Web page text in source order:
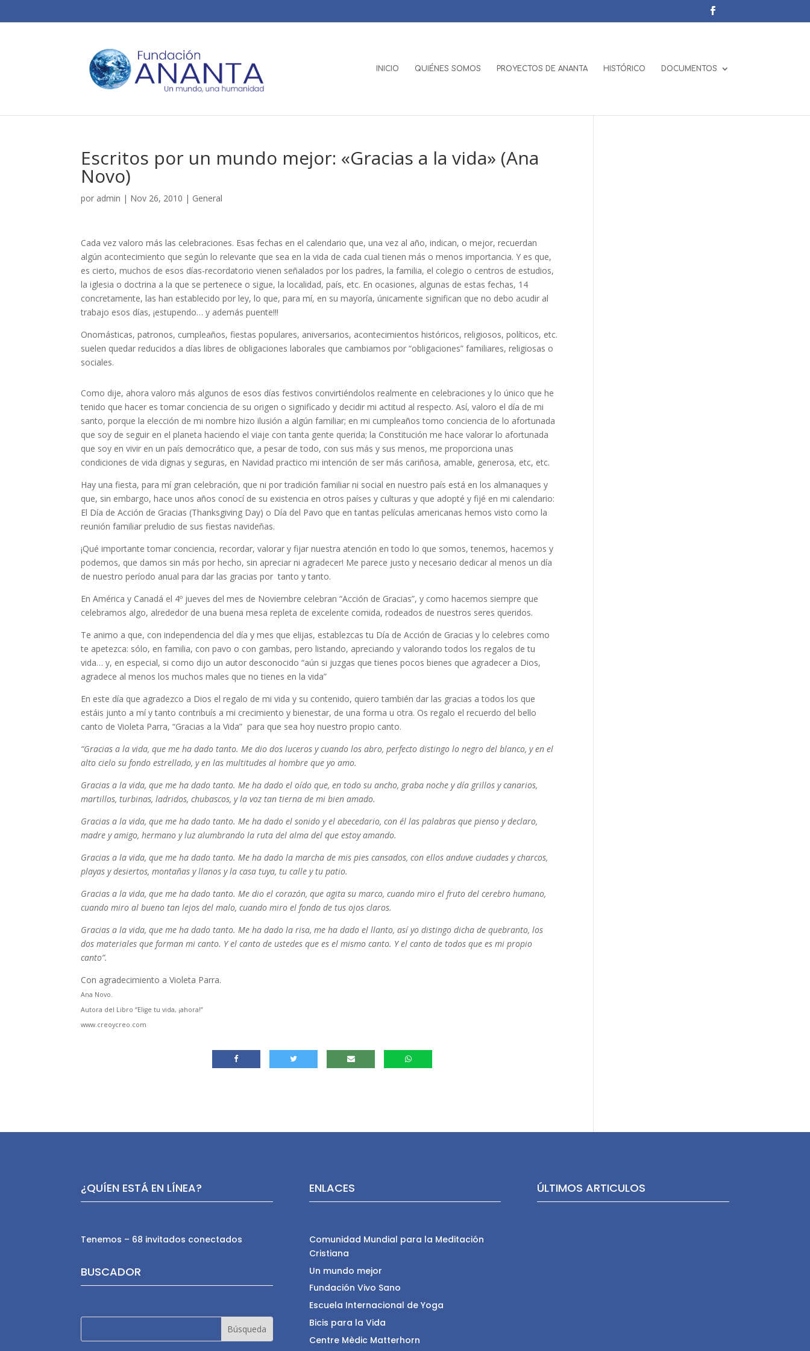
INICIO QUIÉNES SOMOS PROYECTOS DE ANANTA HISTÓRICO DOCUMENTOS
Escritos por un mundo mejor: «Gracias a la vida» (Ana
Novo)
por admin | Nov 26, 2010 | General
Cada vez valoro más las celebraciones. Esas fechas en el calendario que, una vez al año, indican, o mejor, recuerdan
algún acontecimiento que según lo relevante que sea en la vida de cada cual tienen más o menos importancia. Y es que,
es cierto, muchos de esos días-recordatorio vienen señalados por los padres, la familia, el colegio o centros de estudios,
la iglesia o doctrina a la que se pertenece o sigue, la localidad, país, etc. En ocasiones, algunas de estas fechas, 14
concretamente, las han establecido por ley, lo que, para mí, en su mayoría, únicamente significan que no debo acudir al
trabajo esos días, ¡estupendo… y además puente!!!
Onomásticas, patronos, cumpleaños, fiestas populares, aniversarios, acontecimientos históricos, religiosos, políticos, etc.
suelen quedar reducidos a días libres de obligaciones laborales que cambiamos por “obligaciones” familiares, religiosas o
sociales.
Como dije, ahora valoro más algunos de esos días festivos convirtiéndolos realmente en celebraciones y lo único que he
tenido que hacer es tomar conciencia de su origen o significado y decidir mi actitud al respecto. Así, valoro el día de mi
santo, porque la elección de mi nombre hizo ilusión a algún familiar; en mi cumpleaños tomo conciencia de lo afortunada
que soy de seguir en el planeta haciendo el viaje con tanta gente querida; la Constitución me hace valorar lo afortunada
que soy en vivir en un país democrático que, a pesar de todo, con sus más y sus menos, me proporciona unas
condiciones de vida dignas y seguras, en Navidad practico mi intención de ser más cariñosa, amable, generosa, etc, etc.
Hay una fiesta, para mí gran celebración, que ni por tradición familiar ni social en nuestro país está en los almanaques y
que, sin embargo, hace unos años conocí de su existencia en otros países y culturas y que adopté y fijé en mi calendario:
El Día de Acción de Gracias (Thanksgiving Day) o Día del Pavo que en tantas películas americanas hemos visto como la
reunión familiar preludio de sus fiestas navideñas.
¡Qué importante tomar conciencia, recordar, valorar y fijar nuestra atención en todo lo que somos, tenemos, hacemos y
podemos, que damos sin más por hecho, sin apreciar ni agradecer! Me parece justo y necesario dedicar al menos un día
de nuestro período anual para dar las gracias por tanto y tanto.
En América y Canadá el 4º jueves del mes de Noviembre celebran “Acción de Gracias”, y como hacemos siempre que
celebramos algo, alrededor de una buena mesa repleta de excelente comida, rodeados de nuestros seres queridos.
Te animo a que, con independencia del día y mes que elijas, establezcas tu Día de Acción de Gracias y lo celebres como
te apetezca: sólo, en familia, con pavo o con gambas, pero listando, apreciando y valorando todos los regalos de tu
vida… y, en especial, si como dijo un autor desconocido “aún si juzgas que tienes pocos bienes que agradecer a Dios,
agradece al menos los muchos males que no tienes en la vida”
En este día que agradezco a Dios el regalo de mi vida y su contenido, quiero también dar las gracias a todos los que
estáis junto a mí y tanto contribuís a mi crecimiento y bienestar, de una forma u otra. Os regalo el recuerdo del bello
canto de Violeta Parra, “Gracias a la Vida” para que sea hoy nuestro propio canto.
“Gracias a la vida, que me ha dado tanto. Me dio dos luceros y cuando los abro, perfecto distingo lo negro del blanco, y en el
alto cielo su fondo estrellado, y en las multitudes al hombre que yo amo.
Gracias a la vida, que me ha dado tanto. Me ha dado el oído que, en todo su ancho, graba noche y día grillos y canarios,
martillos, turbinas, ladridos, chubascos, y la voz tan tierna de mi bien amado.
Gracias a la vida, que me ha dado tanto. Me ha dado el sonido y el abecedario, con él las palabras que pienso y declaro,
madre y amigo, hermano y luz alumbrando la ruta del alma del que estoy amando.
Gracias a la vida, que me ha dado tanto. Me ha dado la marcha de mis pies cansados, con ellos anduve ciudades y charcos,
playas y desiertos, montañas y llanos y la casa tuya, tu calle y tu patio.
Gracias a la vida, que me ha dado tanto. Me dio el corazón, que agita su marco, cuando miro el fruto del cerebro humano,
cuando miro al bueno tan lejos del malo, cuando miro el fondo de tus ojos claros.
Gracias a la vida, que me ha dado tanto. Me ha dado la risa, me ha dado el llanto, así yo distingo dicha de quebranto, los
dos materiales que forman mi canto. Y el canto de ustedes que es el mismo canto. Y el canto de todos que es mi propio
canto”.
Con agradecimiento a Violeta Parra.
Ana Novo.
Autora del Libro “Elige tu vida, ¡ahora!”
www.creoycreo.com
¿QUÍEN ESTÁ EN LÍNEA?
Tenemos – 68 invitados conectados
BUSCADOR
ENLACES
Comunidad Mundial para la Meditación
Cristiana
Un mundo mejor
Fundación Vivo Sano
Escuela Internacional de Yoga
Bicis para la Vida
Centre Mèdic Matterhorn
ÚLTIMOS ARTICULOS